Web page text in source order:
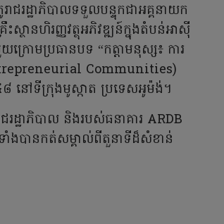
រដ្ឋាភិបាលទទួលបន្ទុកជាអគ្គនាយក
ថានហិរញ្ញវត្ថុអភិវឌ្ឍន៍ក្នុងតំបន់អាស៊ី
ក្រោមប្រធានបទ “កត្តាមនុស្ស៖ ការ
Communities)
៨ នៅទីក្រុងមូស្កាត ប្រទេសអូម៉ង់។
ឋាភិបាល និងរបស់ធនាគារ ARDB
ាំងបានកត់សម្គាល់ពីតួនាទីដ៏សំខាន់